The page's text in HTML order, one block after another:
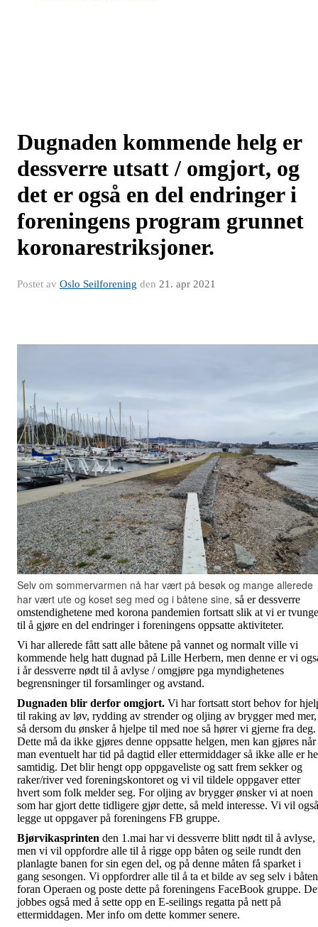
Dugnaden kommende helg er
dessverre utsatt / omgjort, og
det er også en del endringer i
foreningens program grunnet
koronarestriksjoner.
Postet av Oslo Seilforening den 21. apr 2021
Selv om sommervarmen nå har vært på besøk og mange allerede
har vært ute og koset seg med og i båtene sine, så er dessverre
omstendighetene med korona pandemien fortsatt slik at vi er
til å gjøre en del endringer i foreningens oppsatte aktiviteter.
Vi har allerede fått satt alle båtene på vannet og normalt ville vi
kommende helg hatt dugnad på Lille Herbern, men denne er vi
i år dessverre nødt til å avlyse / omgjøre pga myndighetenes
begrensninger til forsamlinger og avstand.
Dugnaden blir derfor omgjort. Vi har fortsatt stort behov for
til raking av løv, rydding av strender og oljing av brygger med mer,
så dersom du ønsker å hjelpe til med noe så hører vi gjerne fra deg.
Dette må da ikke gjøres denne oppsatte helgen, men kan gjøres når
man eventuelt har tid på dagtid eller ettermiddager så ikke alle er
samtidig. Det blir hengt opp oppgaveliste og satt frem sekker og
raker/river ved foreningskontoret og vi vil tildele oppgaver etter
hvert som folk melder seg. For oljing av brygger ønsker vi at noen
som har gjort dette tidligere gjør dette, så meld interesse. Vi vil også
legge ut oppgaver på foreningens FB gruppe.
Bjørvikasprinten den 1.mai har vi dessverre blitt nødt til å avlyse,
men vi vil oppfordre alle til å rigge opp båten og seile rundt den
planlagte banen for sin egen del, og på denne måten få sparket i
gang sesongen. Vi oppfordrer alle til å ta et bilde av seg selv i båten
foran Operaen og poste dette på foreningens FaceBook gruppe.
jobbes også med å sette opp en E-seilings regatta på nett på
ettermiddagen. Mer info om dette kommer senere.